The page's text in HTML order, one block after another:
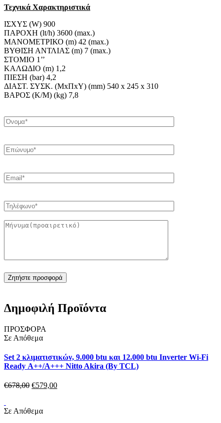
Τεχνικά Χαρακτηριστικά
ΙΣΧΥΣ (W) 900
ΠΑΡΟΧΗ (lt/h) 3600 (max.)
ΜΑΝΟΜΕΤΡΙΚΟ (m) 42 (max.)
ΒΥΘΙΣΗ ΑΝΤΛΙΑΣ (m) 7 (max.)
ΣΤΟΜΙΟ 1’’
ΚΑΛΩΔΙΟ (m) 1,2
ΠΙΕΣΗ (bar) 4,2
ΔΙΑΣΤ. ΣΥΣΚ. (ΜxΠxΥ) (mm) 540 x 245 x 310
ΒΑΡΟΣ (Κ/Μ) (kg) 7,8
Δημοφιλή Προϊόντα
ΠΡΟΣΦΟΡΑ
Σε Απόθεμα
Set 2 κλιματιστικών, 9.000 btu και 12.000 btu Inverter Wi-Fi
Ready Α++/Α+++ Nitto Akira (By TCL)
€678,00 €579,00
Σε Απόθεμα